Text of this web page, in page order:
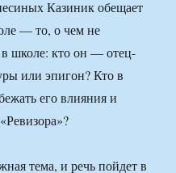
Казиник обещает
— то, о чем не
в школе: кто он — отец-
или эпигон? Кто в
его влияния и
тема, и речь пойдет в